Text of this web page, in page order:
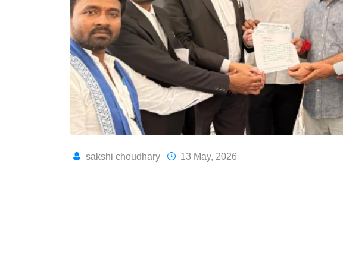
sakshi choudhary 13 May, 2026